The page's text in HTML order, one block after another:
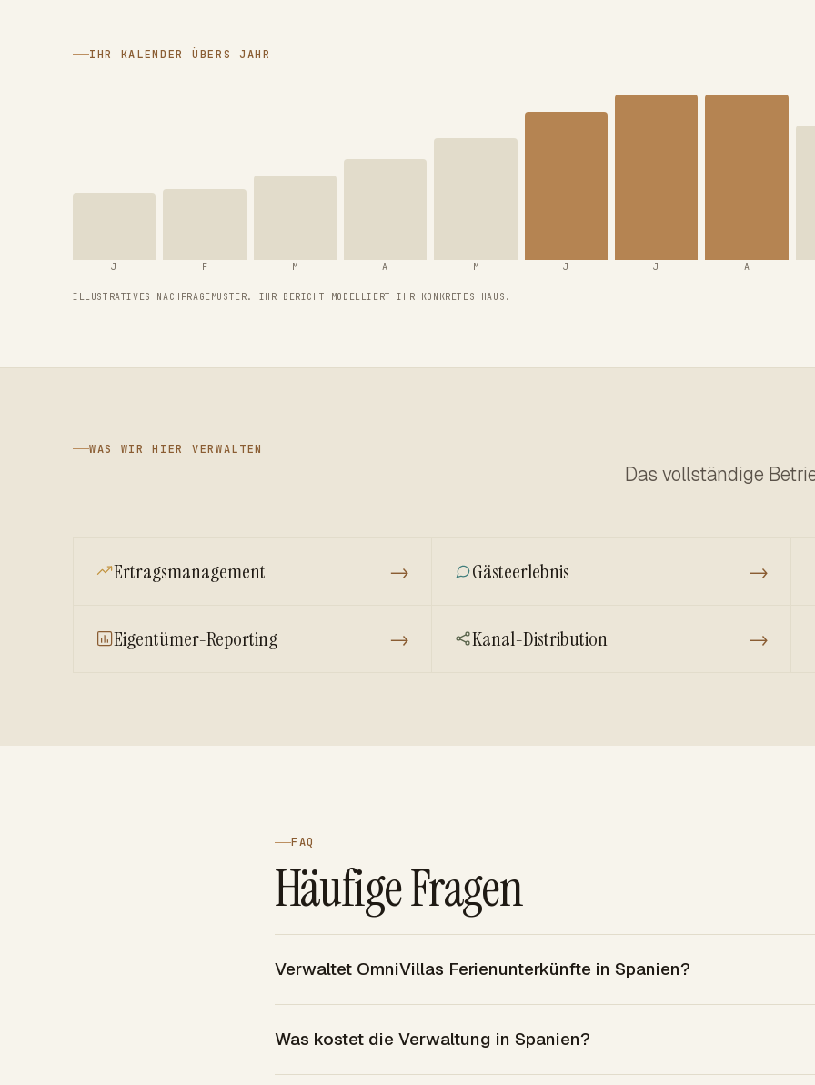
IHR KALENDER ÜBERS JAHR
J F M A M J J A
ILLUSTRATIVES NACHFRAGEMUSTER. IHR BERICHT MODELLIERT IHR KONKRETES HAUS.
WAS WIR HIER VERWALTEN
Das vollständige
Ertragsmanagement → Gästeerlebnis →
Eigentümer-Reporting → Kanal-Distribution →
FAQ
Häufige Fragen
Verwaltet OmniVillas Ferienunterkünfte in Spanien?
Was kostet die Verwaltung in Spanien?